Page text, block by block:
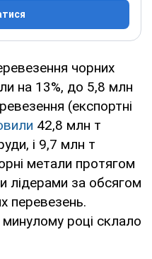
чорних
на 13%, до 5,8 млн
(експортні
42,8 млн т
і 9,7 млн т
метали протягом
лідерами за обсягом
перевезень.
році склало